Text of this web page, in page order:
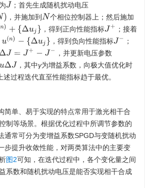
J ；首先生成随机扰动电压
，并施加到N 个相位控制器上；然后施加
{Δ uj} ，得到正向性能指标 J+
；接着
(n)−{ Δu } ，得到负向性能指标J−
；
ΔJ =J +− J−
，并更新电压参数
，其中γ为增益系数，向极大值优化时
过程迭代直至性能指标趋于最优。
简单、易于实现的特点常用于激光相干合
制等场景。根据优化过程中所调节参数的
通常可分为变增益系数SPGD与变随机扰动
步提升收敛性能，对两类算法中的主要变
图2可知，在迭代过程中，各个变化量之间
系数和随机扰动电压是能否实现相干合成